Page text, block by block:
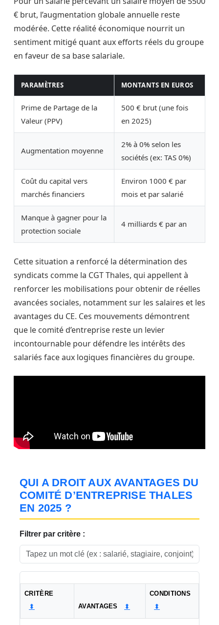
€ brut, l’augmentation globale annuelle reste
modérée. Cette réalité économique nourrit un
sentiment mitigé quant aux efforts réels du groupe
en faveur de sa base salariale.
PARAMÈTRES MONTANTS EN EUROS
Prime de Partage de la
Valeur (PPV)
500 € brut (une fois
en 2025)
Augmentation moyenne
2% à 0% selon les
sociétés (ex: TAS 0%)
Coût du capital vers
marchés financiers
Environ 1000 € par
mois et par salarié
Manque à gagner pour la
protection sociale
4 milliards € par an
Cette situation a renforcé la détermination des
syndicats comme la CGT Thales, qui appellent à
renforcer les mobilisations pour obtenir de réelles
avancées sociales, notamment sur les salaires et les
avantages du CE. Ces mouvements démontrent
que le comité d’entreprise reste un levier
incontournable pour défendre les intérêts des
salariés face aux logiques financières du groupe.
QUI A DROIT AUX AVANTAGES DU
COMITÉ D’ENTREPRISE THALES
EN 2025 ?
Filtrer par critère :
CRITÈRE
⬍ AVANTAGES ⬍
CONDITIONS
⬍